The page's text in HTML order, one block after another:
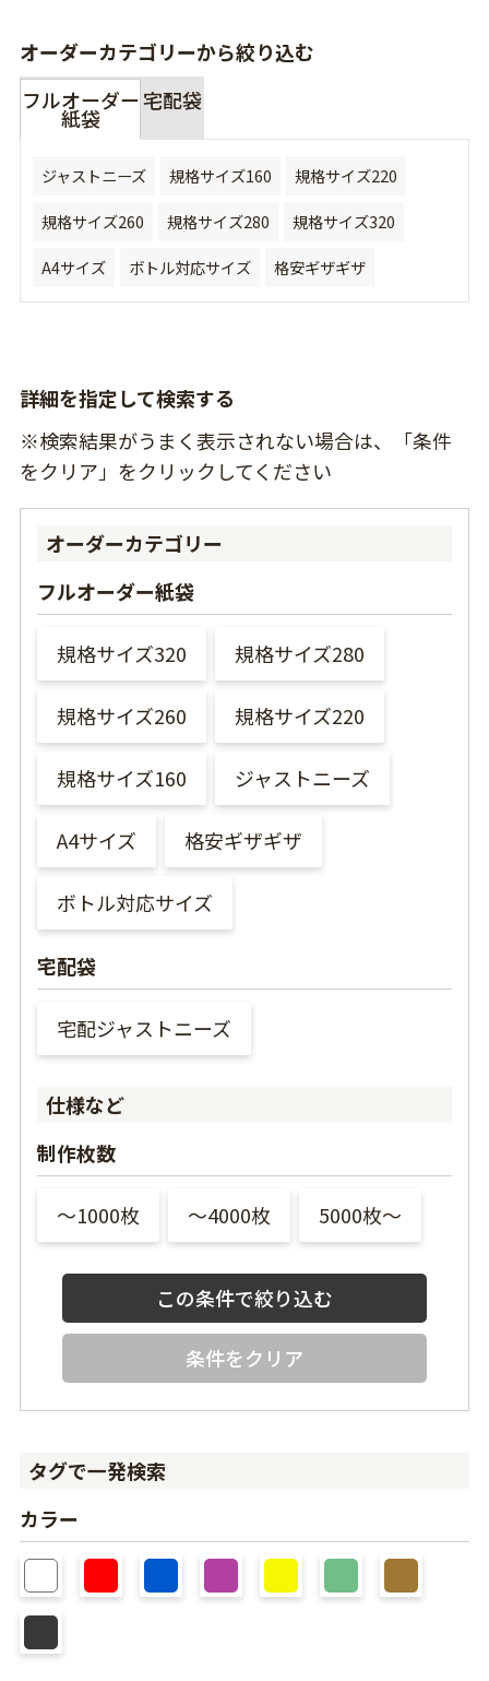
オーダーカテゴリーから絞り込む
フルオーダー
紙袋
宅配袋
ジャストニーズ 規格サイズ160
規格サイズ220
規格サイズ260
規格サイズ280
規格サイズ320
A4サイズ
ボトル対応サイズ 格安ギザギザ
詳細を指定して検索する
※検索結果がうまく表示されない場合は、「条件
をクリア」をクリックしてください
オーダーカテゴリー
フルオーダー紙袋
規格サイズ320 規格サイズ280
規格サイズ260 規格サイズ220
規格サイズ160 ジャストニーズ
A4サイズ 格安ギザギザ
ボトル対応サイズ
宅配袋
宅配ジャストニーズ
仕様など
制作枚数
〜1000枚 〜4000枚 5000枚〜
条件をクリア
タグで一発検索
カラー